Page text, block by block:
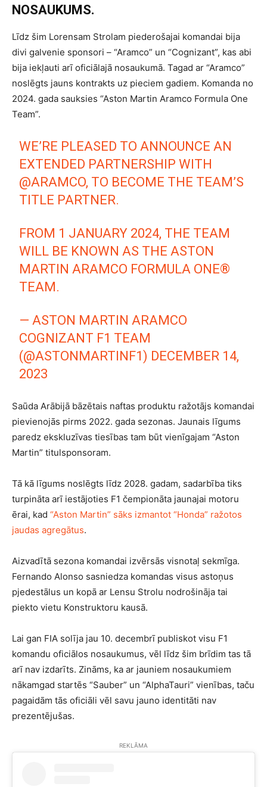
NOSAUKUMS.
Līdz šim Lorensam Strolam piederošajai komandai bija
divi galvenie sponsori – “Aramco” un “Cognizant”, kas abi
bija iekļauti arī oficiālajā nosaukumā. Tagad ar “Aramco”
noslēgts jauns kontrakts uz pieciem gadiem. Komanda no
2024. gada sauksies “Aston Martin Aramco Formula One
Team”.
WE’RE PLEASED TO ANNOUNCE AN
EXTENDED PARTNERSHIP WITH
@ARAMCO, TO BECOME THE TEAM’S
TITLE PARTNER.
FROM 1 JANUARY 2024, THE TEAM
WILL BE KNOWN AS THE ASTON
MARTIN ARAMCO FORMULA ONE®
TEAM.
— ASTON MARTIN ARAMCO
COGNIZANT F1 TEAM
(@ASTONMARTINF1) DECEMBER 14,
2023
Saūda Arābijā bāzētais naftas produktu ražotājs komandai
pievienojās pirms 2022. gada sezonas. Jaunais līgums
paredz ekskluzīvas tiesības tam būt vienīgajam “Aston
Martin” titulsponsoram.
Tā kā līgums noslēgts līdz 2028. gadam, sadarbība tiks
turpināta arī iestājoties F1 čempionāta jaunajai motoru
ērai, kad “Aston Martin” sāks izmantot “Honda” ražotos
jaudas agregātus.
Aizvadītā sezona komandai izvērsās visnotaļ sekmīga.
Fernando Alonso sasniedza komandas visus astoņus
pjedestālus un kopā ar Lensu Strolu nodrošināja tai
piekto vietu Konstruktoru kausā.
Lai gan FIA solīja jau 10. decembrī publiskot visu F1
komandu oficiālos nosaukumus, vēl līdz šim brīdim tas tā
arī nav izdarīts. Zināms, ka ar jauniem nosaukumiem
nākamgad startēs “Sauber” un “AlphaTauri” vienības, taču
pagaidām tās oficiāli vēl savu jauno identitāti nav
prezentējušas.
REKLĀMA